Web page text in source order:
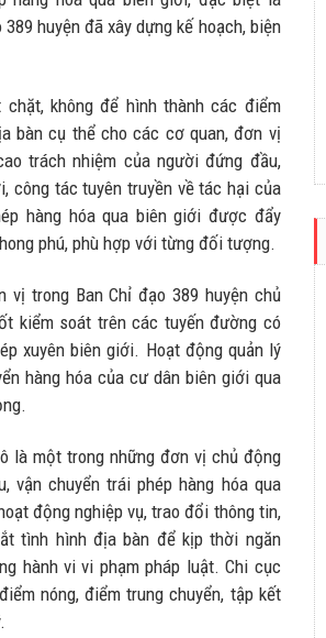
huyện đã xây dựng kế hoạch, biện
không để hình thành các điểm
bàn cụ thể cho các cơ quan, đơn vị
trách nhiệm của người đứng đầu,
công tác tuyên truyền về tác hại của
hàng hóa qua biên giới được đẩy
phú, phù hợp với từng đối tượng.
vị trong Ban Chỉ đạo 389 huyện chủ
kiểm soát trên các tuyến đường có
xuyên biên giới. Hoạt động quản lý
hàng hóa của cư dân biên giới qua
là một trong những đơn vị chủ động
vận chuyển trái phép hàng hóa qua
động nghiệp vụ, trao đổi thông tin,
tình hình địa bàn để kịp thời ngăn
hành vi vi phạm pháp luật. Chi cục
nóng, điểm trung chuyển, tập kết